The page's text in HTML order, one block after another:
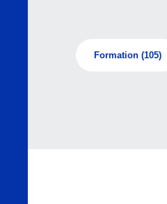
Formation (105)